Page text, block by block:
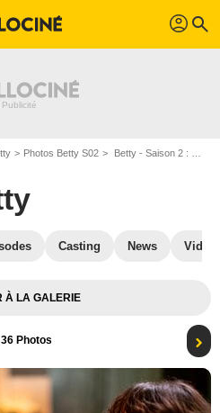
profil search
Photos Betty S02 Betty - Saison 2 : Photo Katerina Tannenbaum, Moonbear
Casting News
À LA GALERIE
Photos